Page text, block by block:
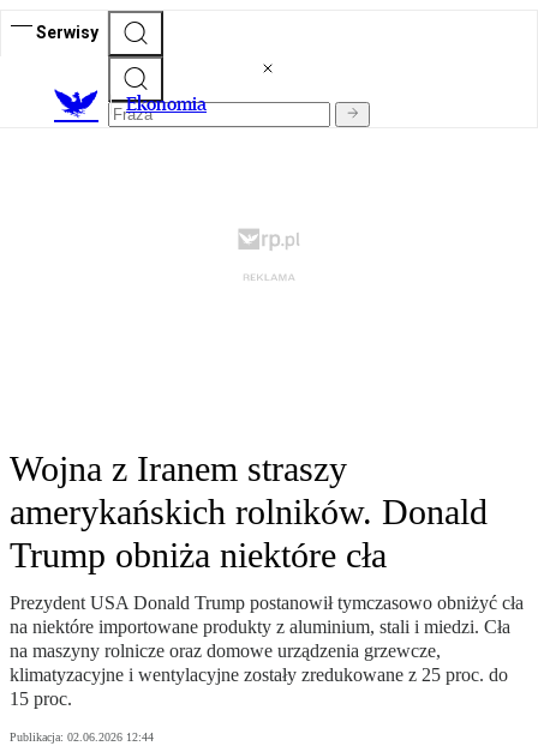
Serwisy
Ekonomia
Wojna z Iranem straszy
amerykańskich rolników. Donald
Trump obniża niektóre cła
Prezydent USA Donald Trump postanowił tymczasowo obniżyć cła
na niektóre importowane produkty z aluminium, stali i miedzi. Cła
na maszyny rolnicze oraz domowe urządzenia grzewcze,
klimatyzacyjne i wentylacyjne zostały zredukowane z 25 proc. do
15 proc.
Publikacja: 02.06.2026 12:44